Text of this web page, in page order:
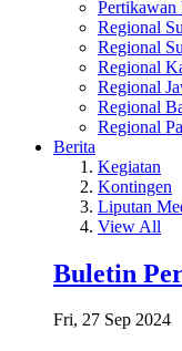
Pertikawan
Regional
Regional
Regional
Regional
Regional
Regional
Berita
Kegiatan
Kontingen
Liputan
View All
Buletin
Fri, 27 Sep 2024